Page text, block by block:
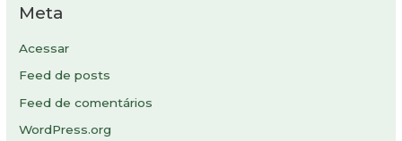
Meta
Acessar
Feed de posts
Feed de comentários
WordPress.org